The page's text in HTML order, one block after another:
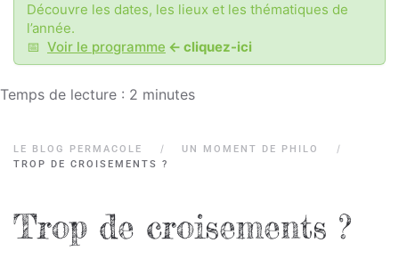
Découvre les dates, les lieux et les thématiques de
l’année.
📅 Voir le programme <- cliquez-ici
Temps de lecture : 2 minutes
LE BLOG PERMACOLE
UN MOMENT DE PHILO
TROP DE CROISEMENTS ?
Trop de croisements ?